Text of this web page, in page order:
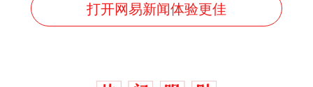
打开网易新闻体验更佳